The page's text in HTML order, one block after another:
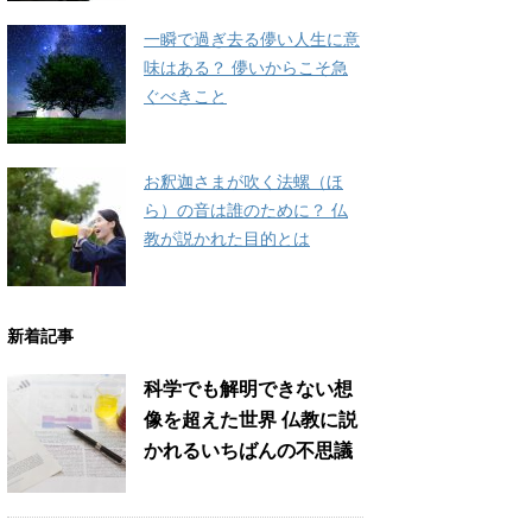
一瞬で過ぎ去る儚い人生に意
味はある？ 儚いからこそ急
ぐべきこと
お釈迦さまが吹く法螺（ほ
ら）の音は誰のために？ 仏
教が説かれた目的とは
新着記事
科学でも解明できない想
像を超えた世界 仏教に説
かれるいちばんの不思議